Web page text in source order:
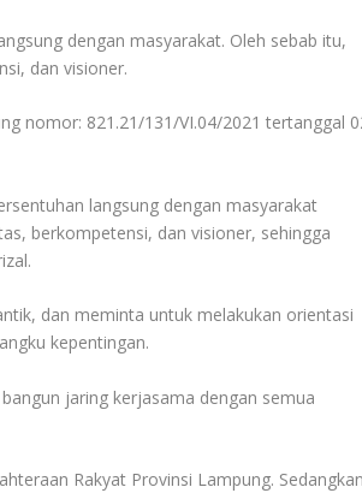
dengan masyarakat. Oleh sebab itu,
dan visioner.
nomor: 821.21/131/VI.04/2021 tertanggal
langsung dengan masyarakat
berkompetensi, dan visioner, sehingga
dan meminta untuk melakukan orientasi
kepentingan.
jaring kerjasama dengan semua
Rakyat Provinsi Lampung. Sedangkan